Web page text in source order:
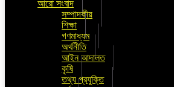
আরো সংবাদ
সম্পাদকীয়
শিক্ষা
গণমাধ্যম
অর্থনীতি
আইন আদালত
কৃষি
তথ্য প্রযুক্তি